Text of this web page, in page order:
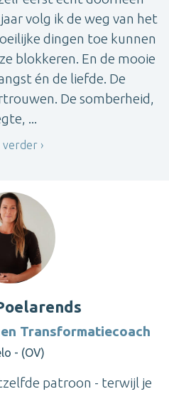
volg ik de weg van het
dingen toe kunnen
blokkeren. En de mooie
én de liefde. De
De somberheid,
...
verder
Transformatiecoach
- (OV)
patroon - terwijl je